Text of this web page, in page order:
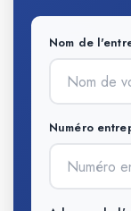
Nom de
Numéro